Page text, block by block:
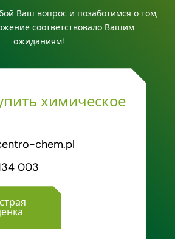
Ваш вопрос и позаботимся о том,
соответствовало Вашим
ожиданиям!
химическое
chem.pl
003